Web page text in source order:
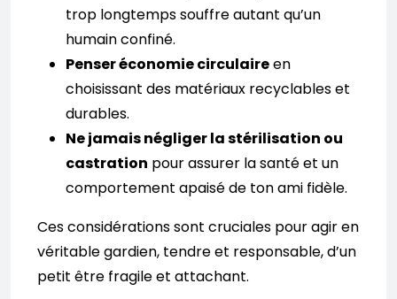
trop longtemps souffre autant qu’un
humain confiné.
Penser économie circulaireen
choisissant des matériaux recyclables et
durables.
Ne jamais négliger la stérilisation ou
castration pour assurer la santé et un
comportement apaisé de ton ami fidèle.
Ces considérations sont cruciales pour agir en
véritable gardien, tendre et responsable, d’un
petit être fragile et attachant.